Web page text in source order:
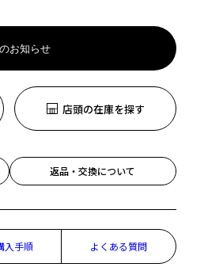
お知らせ
店頭の在庫を探す
返品・交換について
入手順 よくある質問